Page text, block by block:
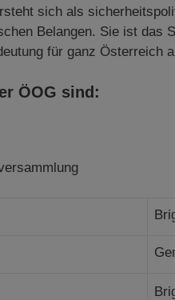
sich als
Belangen. Sie ist das
für ganz Österreich
ÖOG sind: